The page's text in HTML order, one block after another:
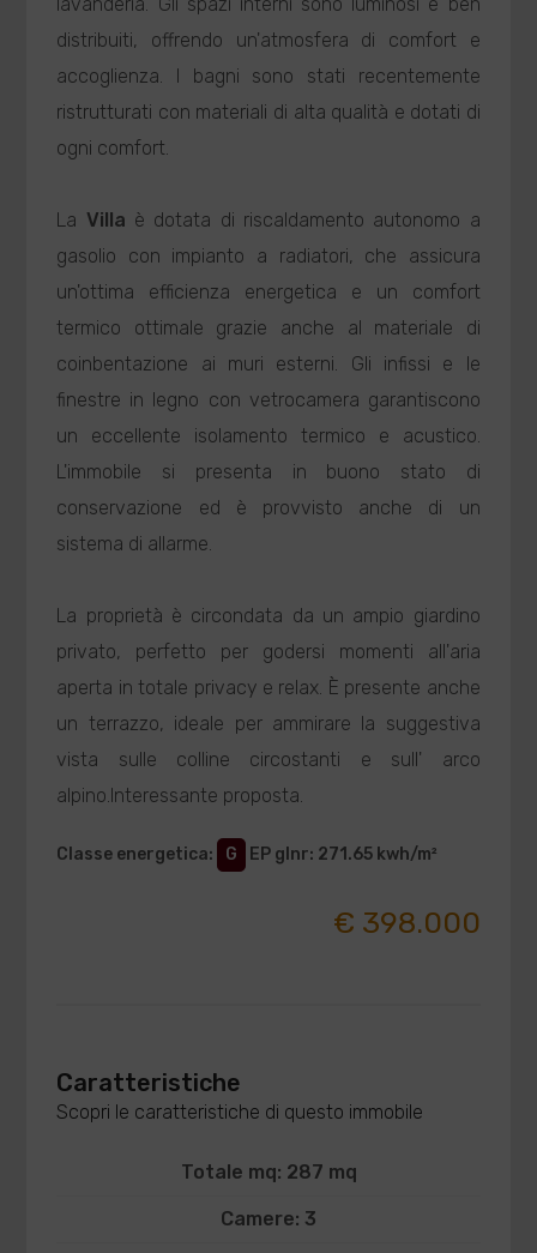
distribuiti, offrendo un'atmosfera di comfort e
accoglienza. I bagni sono stati recentemente
ristrutturati con materiali di alta qualità e dotati di
ogni comfort.
La Villa è dotata di riscaldamento autonomo a
gasolio con impianto a radiatori, che assicura
un'ottima efficienza energetica e un comfort
termico ottimale grazie anche al materiale di
coinbentazione ai muri esterni. Gli infissi e le
finestre in legno con vetrocamera garantiscono
un eccellente isolamento termico e acustico.
L'immobile si presenta in buono stato di
conservazione ed è provvisto anche di un
sistema di allarme.
La proprietà è circondata da un ampio giardino
privato, perfetto per godersi momenti all'aria
aperta in totale privacy e relax. È presente anche
un terrazzo, ideale per ammirare la suggestiva
vista sulle colline circostanti e sull' arco
alpino.Interessante proposta.
Classe energetica: G EP glnr: 271.65 kwh/m²
€ 398.000
Caratteristiche
Scopri le caratteristiche di questo immobile
Totale mq: 287 mq
Camere: 3